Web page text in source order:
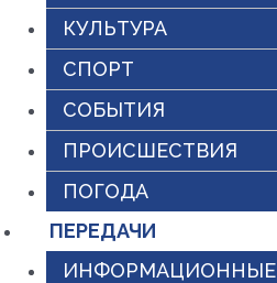
КУЛЬТУРА
СПОРТ
СОБЫТИЯ
ПРОИСШЕСТВИЯ
ПОГОДА
ПЕРЕДАЧИ
ИНФОРМАЦИОННЫЕ